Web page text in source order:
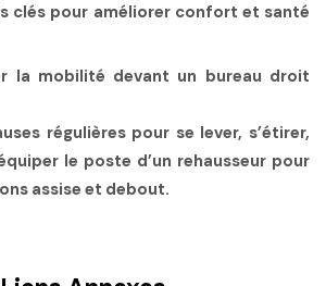
clés pour améliorer confort et santé
la mobilité devant un bureau droit
régulières pour se lever, s’étirer,
le poste d’un rehausseur pour
assise et debout.